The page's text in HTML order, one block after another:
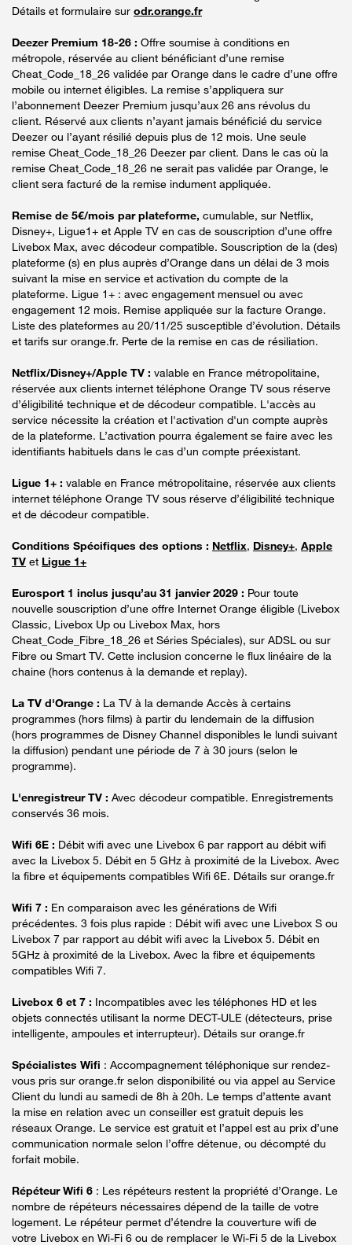
Détails et formulaire sur odr.orange.fr
Deezer Premium 18-26 : Offre soumise à conditions en
métropole, réservée au client bénéficiant d’une remise
Cheat_Code_18_26 validée par Orange dans le cadre d’une offre
mobile ou internet éligibles. La remise s’appliquera sur
l’abonnement Deezer Premium jusqu’aux 26 ans révolus du
client. Réservé aux clients n’ayant jamais bénéficié du service
Deezer ou l’ayant résilié depuis plus de 12 mois. Une seule
remise Cheat_Code_18_26 Deezer par client. Dans le cas où la
remise Cheat_Code_18_26 ne serait pas validée par Orange, le
client sera facturé de la remise indument appliquée.
Remise de 5€/mois par plateforme, cumulable, sur Netflix,
Disney+, Ligue1+ et Apple TV en cas de souscription d’une offre
Livebox Max, avec décodeur compatible. Souscription de la (des)
plateforme (s) en plus auprès d’Orange dans un délai de 3 mois
suivant la mise en service et activation du compte de la
plateforme. Ligue 1+ : avec engagement mensuel ou avec
engagement 12 mois. Remise appliquée sur la facture Orange.
Liste des plateformes au 20/11/25 susceptible d’évolution. Détails
et tarifs sur orange.fr. Perte de la remise en cas de résiliation.
Netflix/Disney+/Apple TV : valable en France métropolitaine,
réservée aux clients internet téléphone Orange TV sous réserve
d’éligibilité technique et de décodeur compatible. L'accès au
service nécessite la création et l'activation d'un compte auprès
de la plateforme. L’activation pourra également se faire avec les
identifiants habituels dans le cas d’un compte préexistant.
Ligue 1+ : valable en France métropolitaine, réservée aux clients
internet téléphone Orange TV sous réserve d’éligibilité technique
et de décodeur compatible.
Conditions Spécifiques des options : Netflix, Disney+, Apple
TV et Ligue 1+
Eurosport 1 inclus jusqu’au 31 janvier 2029 : Pour toute
nouvelle souscription d’une offre Internet Orange éligible (Livebox
Classic, Livebox Up ou Livebox Max, hors
Cheat_Code_Fibre_18_26 et Séries Spéciales), sur ADSL ou sur
Fibre ou Smart TV. Cette inclusion concerne le flux linéaire de la
chaine (hors contenus à la demande et replay).
La TV d'Orange : La TV à la demande Accès à certains
programmes (hors films) à partir du lendemain de la diffusion
(hors programmes de Disney Channel disponibles le lundi suivant
la diffusion) pendant une période de 7 à 30 jours (selon le
programme).
L'enregistreur TV : Avec décodeur compatible. Enregistrements
conservés 36 mois.
Wifi 6E : Débit wifi avec une Livebox 6 par rapport au débit wifi
avec la Livebox 5. Débit en 5 GHz à proximité de la Livebox. Avec
la fibre et équipements compatibles Wifi 6E. Détails sur orange.fr
Wifi 7 : En comparaison avec les générations de Wifi
précédentes. 3 fois plus rapide : Débit wifi avec une Livebox S ou
Livebox 7 par rapport au débit wifi avec la Livebox 5. Débit en
5GHz à proximité de la Livebox. Avec la fibre et équipements
compatibles Wifi 7.
Livebox 6 et 7 : Incompatibles avec les téléphones HD et les
objets connectés utilisant la norme DECT-ULE (détecteurs, prise
intelligente, ampoules et interrupteur). Détails sur orange.fr
Spécialistes Wifi : Accompagnement téléphonique sur rendez-
vous pris sur orange.fr selon disponibilité ou via appel au Service
Client du lundi au samedi de 8h à 20h. Le temps d’attente avant
la mise en relation avec un conseiller est gratuit depuis les
réseaux Orange. Le service est gratuit et l’appel est au prix d’une
communication normale selon l’offre détenue, ou décompté du
forfait mobile.
Répéteur Wifi 6 : Les répéteurs restent la propriété d’Orange. Le
nombre de répéteurs nécessaires dépend de la taille de votre
logement. Le répéteur permet d’étendre la couverture wifi de
votre Livebox en Wi-Fi 6 ou de remplacer le Wi-Fi 5 de la Livebox